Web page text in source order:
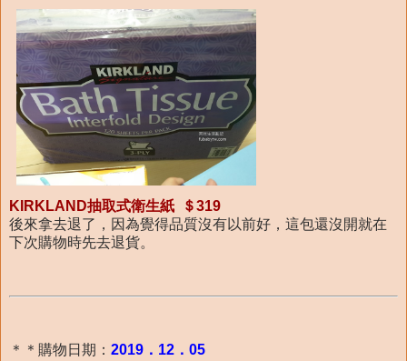
KIRKLAND抽取式衛生紙 ＄319
後來拿去退了，因為覺得品質沒有以前好，這包還沒開就在
下次購物時先去退貨。
＊＊購物日期： 2019．12．05